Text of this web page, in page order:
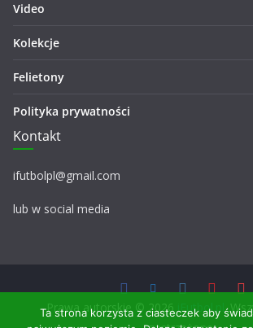
Video
Kolekcje
Felietony
Polityka prywatności
Kontakt
ifutbolpl@gmail.com
lub w social media
Prawa autorskie © 2026iFutbol.pl .
Ta strona korzysta z ciasteczek aby